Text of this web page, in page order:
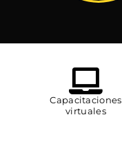
Capacitaciones
virtuales